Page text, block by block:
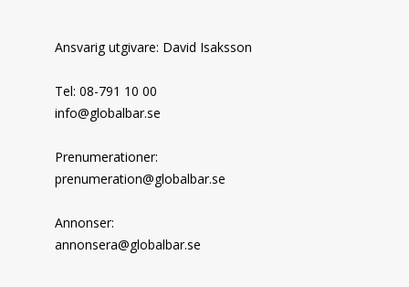
Ansvarig utgivare: David Isaksson
Tel: 08-791 10 00
info@globalbar.se
Prenumerationer:
prenumeration@globalbar.se
Annonser:
annonsera@globalbar.se